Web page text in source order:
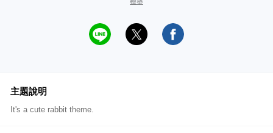
主題說明
It's a cute rabbit theme.